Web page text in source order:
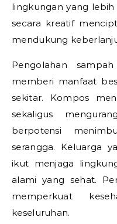
lingkungan yang
secara kreatif
mendukung
Pengolahan
memberi manfaat
sekitar. Kompos
sekaligus
berpotensi
serangga. Keluarga
ikut menjaga
alami yang sehat.
memperkuat
keseluruhan.